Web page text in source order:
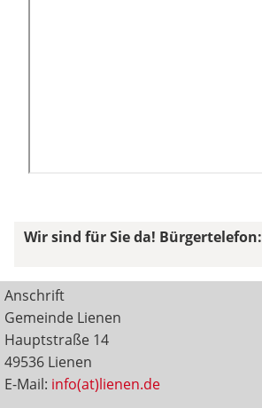
Wir sind für Sie da! Bürgertelefon:
Anschrift
Gemeinde Lienen
Hauptstraße 14
49536 Lienen
E-Mail: info(at)lienen.de